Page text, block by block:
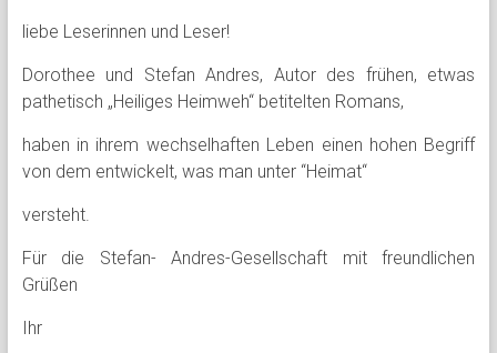
liebe Leserinnen und Leser!
Dorothee und Stefan Andres, Autor des frühen, etwas
pathetisch „Heiliges Heimweh“ betitelten Romans,
haben in ihrem wechselhaften Leben einen hohen Begriff
von dem entwickelt, was man unter “Heimat“
versteht.
Für die Stefan- Andres-Gesellschaft mit freundlichen
Grüßen
Ihr